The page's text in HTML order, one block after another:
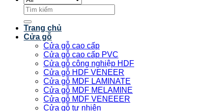
Tìm
kiếm:
Trang chủ
Cửa gỗ
Cửa gỗ cao cấp
Cửa gỗ cao cấp PVC
Cửa gỗ công nghiệp HDF
Cửa gỗ HDF VENEER
Cửa gỗ MDF LAMINATE
Cửa gỗ MDF MELAMINE
Cửa gỗ MDF VENEEER
Cửa gỗ tự nhiên